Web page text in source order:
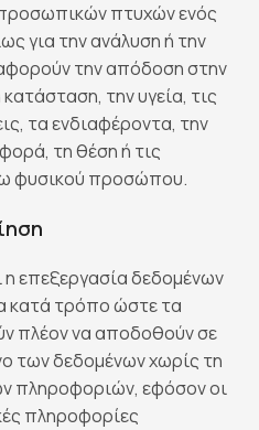
πτυχών ενός
για την ανάλυση ή την
την απόδοση στην
την υγεία, τις
τα ενδιαφέροντα, την
τη θέση ή τις
φυσικού προσώπου.
επεξεργασία δεδομένων
κατά τρόπο ώστε τα
πλέον να αποδοθούν σε
των δεδομένων χωρίς τη
πληροφοριών, εφόσον οι
πληροφορίες